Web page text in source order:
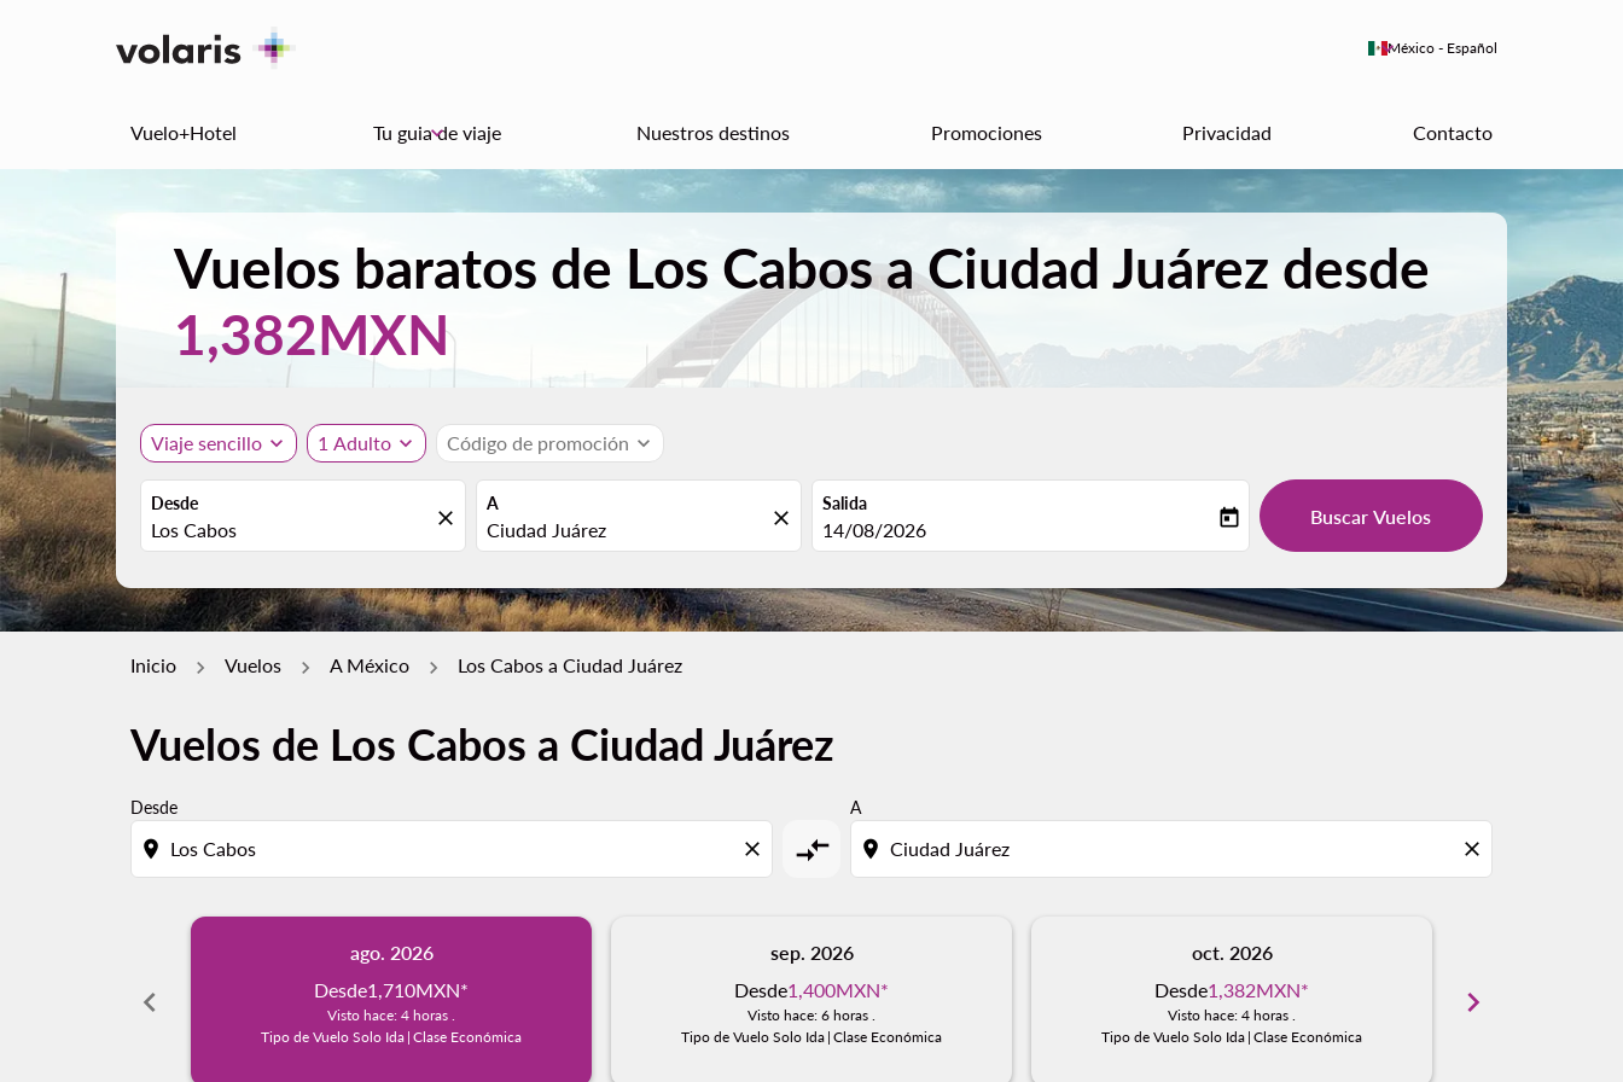
México - Español
keyboard_arrow_down
Vuelo+Hotel Tu guia de viaje
keyboard_arrow_down Nuestros destinos Promociones Privacidad Contacto
Vuelos baratos de Los Cabos a Ciudad Juárez desde
1,382MXN
Viaje sencillo expand_more 1 Adulto expand_more Código de promoción expand_more
Desde
close
A
close
Salida
fc-booking-departure-date-aria-label
14/08/2026 today Buscar Vuelos
Inicio Vuelos A México Los Cabos a Ciudad Juárez
Vuelos de Los Cabos a Ciudad Juárez
Desde
location_on close compare_arrows
A
location_on close
chevron_left
ago. 2026
Desde1,710MXN*
Visto hace: 4 horas .
Tipo de Vuelo Solo Ida | Clase Económica
sep. 2026
Desde1,400MXN*
Visto hace: 6 horas .
Tipo de Vuelo Solo Ida | Clase Económica
oct. 2026
Desde1,382MXN*
Visto hace: 4 horas .
Tipo de Vuelo Solo Ida | Clase Económica
chevron_right